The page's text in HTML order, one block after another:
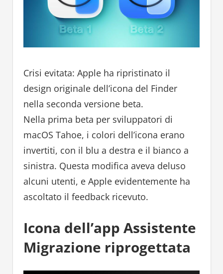
Crisi evitata: Apple ha ripristinato il
design originale dell’icona del Finder
nella seconda versione beta.
Nella prima beta per sviluppatori di
macOS Tahoe, i colori dell’icona erano
invertiti, con il blu a destra e il bianco a
sinistra. Questa modifica aveva deluso
alcuni utenti, e Apple evidentemente ha
ascoltato il feedback ricevuto.
Icona dell’app Assistente
Migrazione riprogettata